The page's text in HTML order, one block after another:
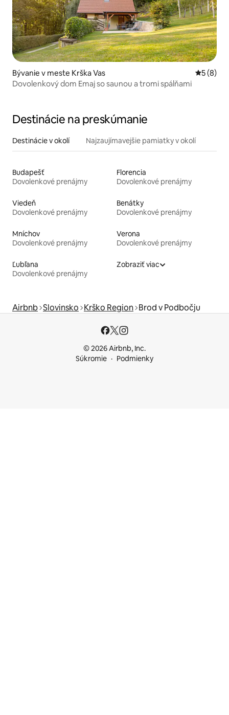
Bývanie v meste Krška Vas
5 (8)
Dovolenkový dom Emaj so saunou a tromi spálňami
Destinácie na preskúmanie
Destinácie v okolí Najzaujímavejšie pamiatky v okolí
Budapešť
Dovolenkové prenájmy
Florencia
Dovolenkové prenájmy
Viedeň
Dovolenkové prenájmy
Benátky
Dovolenkové prenájmy
Mníchov
Dovolenkové prenájmy
Verona
Dovolenkové prenájmy
Ľubľana
Dovolenkové prenájmy
Zobraziť viac
Airbnb Slovinsko Krško Region Brod v Podbočju
© 2026 Airbnb, Inc.
Súkromie
Podmienky